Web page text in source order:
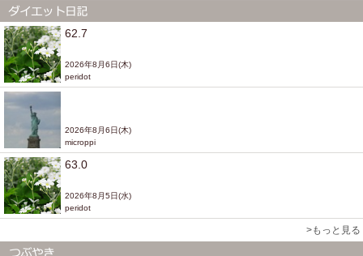
62.7
2026年8月6日(木)
peridot
2026年8月6日(木)
microppi
63.0
2026年8月5日(水)
peridot
>もっと見る